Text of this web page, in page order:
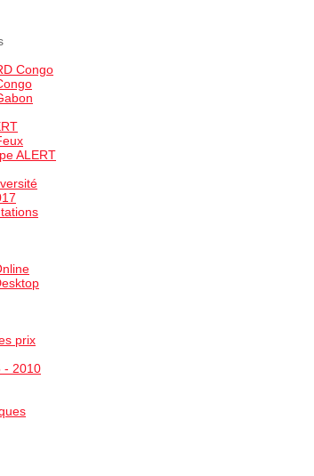
Congo
ALERT
prix
- 2010